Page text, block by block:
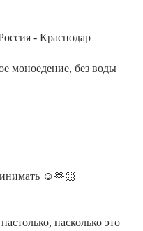
- Краснодар
моноедение, без воды
☺️🫶🏻
насколько это